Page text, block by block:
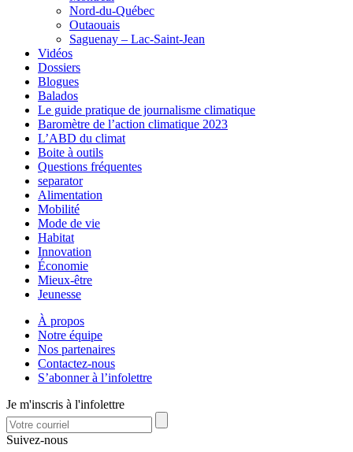
Nord-du-Québec
Outaouais
Saguenay – Lac-Saint-Jean
Vidéos
Dossiers
Blogues
Balados
Le guide pratique de journalisme climatique
Baromètre de l’action climatique 2023
L’ABD du climat
Boite à outils
Questions fréquentes
separator
Alimentation
Mobilité
Mode de vie
Habitat
Innovation
Économie
Mieux-être
Jeunesse
À propos
Notre équipe
Nos partenaires
Contactez-nous
S’abonner à l’infolettre
Je m'inscris à l'infolettre
Suivez-nous